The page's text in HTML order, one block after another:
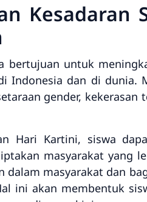
Kesadaran
bertujuan untuk
Indonesia dan di dunia.
gender,
Hari Kartini, siswa
masyarakat yang
dalam masyarakat dan
ini akan membentuk